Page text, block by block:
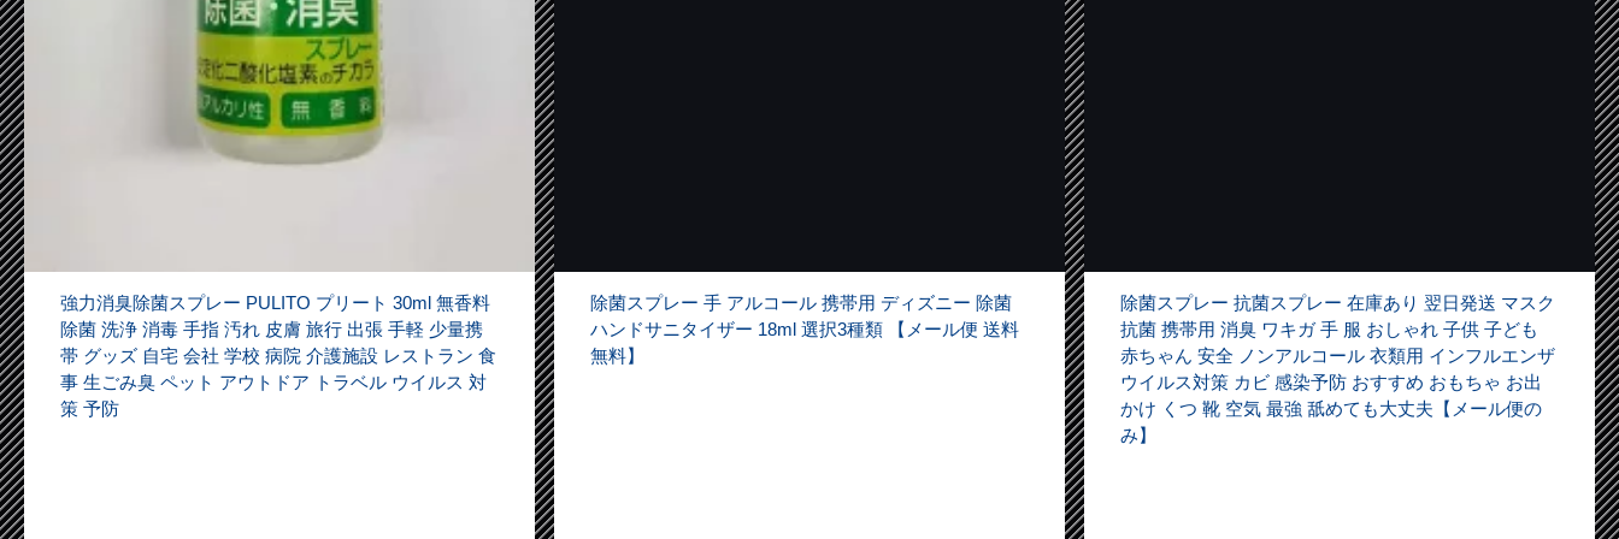
強力消臭除菌スプレー PULITO プリート 30ml 無香料
除菌 洗浄 消毒 手指 汚れ 皮膚 旅行 出張 手軽 少量携
帯 グッズ 自宅 会社 学校 病院 介護施設 レストラン 食
事 生ごみ臭 ペット アウトドア トラベル ウイルス 対
策 予防
除菌スプレー 手 アルコール 携帯用 ディズニー 除菌
ハンドサニタイザー 18ml 選択3種類 【メール便 送料
無料】
除菌スプレー 抗菌スプレー 在庫あり 翌日発送 マスク
抗菌 携帯用 消臭 ワキガ 手 服 おしゃれ 子供 子ども
赤ちゃん 安全 ノンアルコール 衣類用 インフルエンザ
ウイルス対策 カビ 感染予防 おすすめ おもちゃ お出
かけ くつ 靴 空気 最強 舐めても大丈夫【メール便の
み】